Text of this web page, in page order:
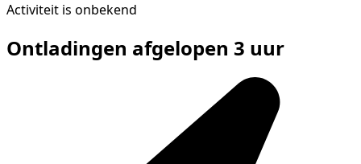
Activiteit is onbekend
Ontladingen afgelopen 3 uur